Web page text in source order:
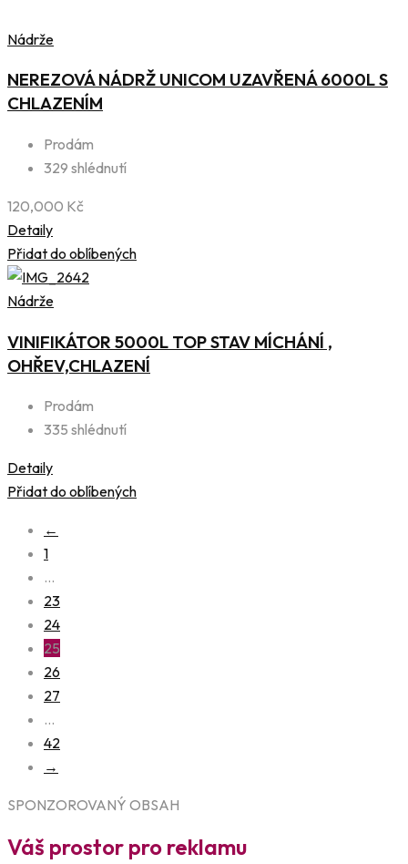
Nádrže
NEREZOVÁ NÁDRŽ UNICOM UZAVŘENÁ 6000L S
CHLAZENÍM
Prodám
329 shlédnutí
120,000 Kč
Detaily
Přidat do oblíbených
Nádrže
VINIFIKÁTOR 5000L TOP STAV MÍCHÁNÍ ,
OHŘEV,CHLAZENÍ
Prodám
335 shlédnutí
Detaily
Přidat do oblíbených
←
1
…
23
24
25
26
27
…
42
→
SPONZOROVANÝ OBSAH
Váš prostor pro reklamu